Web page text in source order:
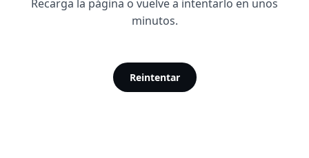
Recarga la página o vuelve a intentarlo en unos
minutos.
Reintentar